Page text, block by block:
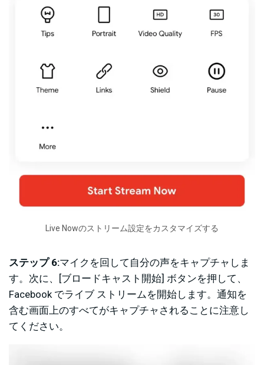
Live Nowのストリーム設定をカスタマイズする
ステップ 6:マイクを回して自分の声をキャプチャしま
す。次に、[ブロードキャスト開始] ボタンを押して、
Facebook でライブ ストリームを開始します。通知を
含む画面上のすべてがキャプチャされることに注意し
てください。